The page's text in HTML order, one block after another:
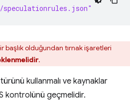
başlık olduğundan tırnak işaretleri
.
kullanmalı ve kaynaklar
kontrolünü geçmelidir.